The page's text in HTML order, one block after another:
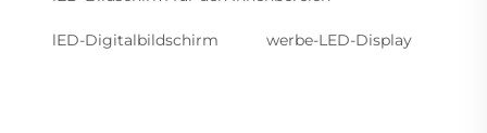
lED-Digitalbildschirm werbe-LED-Display